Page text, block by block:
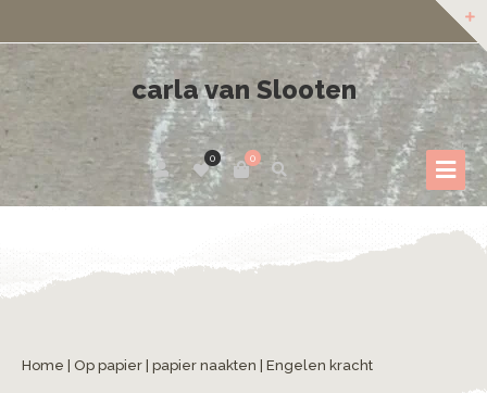
carla van Slooten
0
0
Home Op papier papier naakten | Engelen kracht